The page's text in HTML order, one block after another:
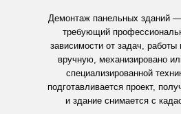
Демонтаж панельных зданий
требующий
зависимости от задач, работы
вручную, механизировано
специализированной
подготавливается проект,
и здание снимается с